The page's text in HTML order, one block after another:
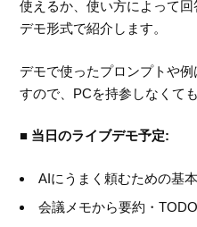
使えるか、使い方によって
デモ形式で紹介します。
デモで使ったプロンプトや
すので、PCを持参しなくて
■ 当日のライブデモ予定:
AIにうまく頼むための基
会議メモから要約・